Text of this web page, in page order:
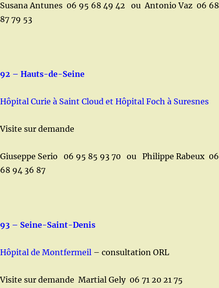
Susana Antunes 06 95 68 49 42 ou Antonio Vaz 06 68
87 79 53
92 – Hauts-de-Seine
Hôpital Curie à Saint Cloud et Hôpital Foch à Suresnes
Visite sur demande
Giuseppe Serio 06 95 85 93 70 ou Philippe Rabeux 06
68 94 36 87
93 – Seine-Saint-Denis
Hôpital de Montfermeil – consultation ORL
Visite sur demande Martial Gely 06 71 20 21 75